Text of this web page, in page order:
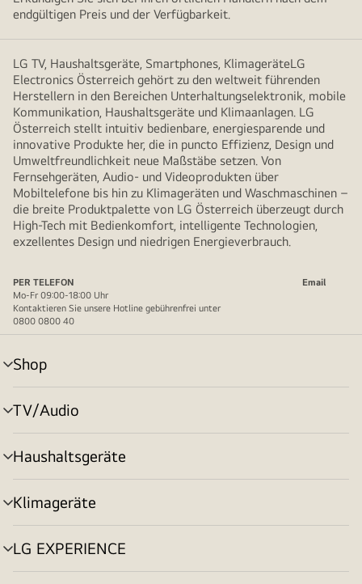
endgültigen Preis und der Verfügbarkeit.
LG TV, Haushaltsgeräte, Smartphones, KlimageräteLG
Electronics Österreich gehört zu den weltweit führenden
Herstellern in den Bereichen Unterhaltungselektronik, mobile
Kommunikation, Haushaltsgeräte und Klimaanlagen. LG
Österreich stellt intuitiv bedienbare, energiesparende und
innovative Produkte her, die in puncto Effizienz, Design und
Umweltfreundlichkeit neue Maßstäbe setzen. Von
Fernsehgeräten, Audio- und Videoprodukten über
Mobiltelefone bis hin zu Klimageräten und Waschmaschinen –
die breite Produktpalette von LG Österreich überzeugt durch
High-Tech mit Bedienkomfort, intelligente Technologien,
exzellentes Design und niedrigen Energieverbrauch.
PER TELEFON
Email
Mo-Fr 09:00-18:00 Uhr
Kontaktieren Sie unsere Hotline gebührenfrei unter
0800 0800 40
Shop
Menü
umschalten
TV/Audio
Menü
umschalten
Haushaltsgeräte
Menü
umschalten
Klimageräte
Menü
umschalten
LG EXPERIENCE
Menü
umschalten